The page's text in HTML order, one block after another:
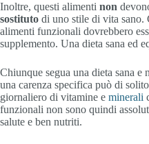
Inoltre, questi alimenti non
sostituto di uno stile di vita
alimenti funzionali dovrebbero
supplemento. Una dieta sana ed
Chiunque segua una dieta sana
una carenza specifica può di
giornaliero di vitamine e minerali
funzionali non sono quindi
salute e ben nutriti.